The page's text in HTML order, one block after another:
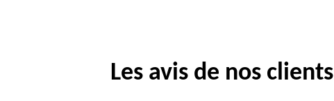
Les avis de nos clients